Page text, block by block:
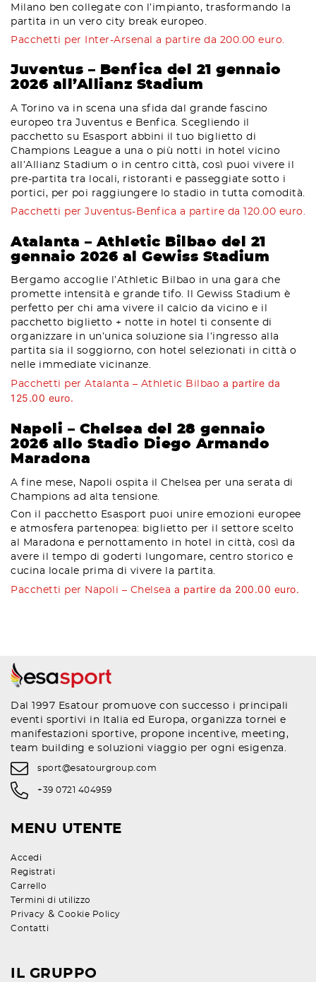
Milano ben collegate con l’impianto, trasformando la
partita in un vero city break europeo.
Pacchetti per Inter-Arsenal a partire da 200.00 euro.
Juventus – Benfica del 21 gennaio
2026 all’Allianz Stadium
A Torino va in scena una sfida dal grande fascino
europeo tra Juventus e Benfica. Scegliendo il
pacchetto su Esasport abbini il tuo biglietto di
Champions League a una o più notti in hotel vicino
all’Allianz Stadium o in centro città, così puoi vivere il
pre-partita tra locali, ristoranti e passeggiate sotto i
portici, per poi raggiungere lo stadio in tutta comodità.
Pacchetti per Juventus-Benfica a partire da 120.00 euro.
Atalanta – Athletic Bilbao del 21
gennaio 2026 al Gewiss Stadium
Bergamo accoglie l’Athletic Bilbao in una gara che
promette intensità e grande tifo. Il Gewiss Stadium è
perfetto per chi ama vivere il calcio da vicino e il
pacchetto biglietto + notte in hotel ti consente di
organizzare in un’unica soluzione sia l’ingresso alla
partita sia il soggiorno, con hotel selezionati in città o
nelle immediate vicinanze.
Pacchetti per Atalanta – Athletic Bilbao a partire da
125.00 euro.
Napoli – Chelsea del 28 gennaio
2026 allo Stadio Diego Armando
Maradona
A fine mese, Napoli ospita il Chelsea per una serata di
Champions ad alta tensione.
Con il pacchetto Esasport puoi unire emozioni europee
e atmosfera partenopea: biglietto per il settore scelto
al Maradona e pernottamento in hotel in città, così da
avere il tempo di goderti lungomare, centro storico e
cucina locale prima di vivere la partita.
Pacchetti per Napoli – Chelsea a partire da 200.00 euro.
Dal 1997 Esatour promuove con successo i principali
eventi sportivi in Italia ed Europa, organizza tornei e
manifestazioni sportive, propone incentive, meeting,
team building e soluzioni viaggio per ogni esigenza.
sport@esatourgroup.com
+39 0721 404959
MENU UTENTE
Accedi
Registrati
Carrello
Termini di utilizzo
Privacy & Cookie Policy
Contatti
IL GRUPPO